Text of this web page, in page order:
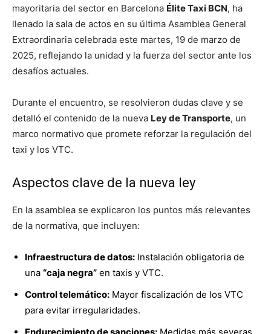
mayoritaria del sector en Barcelona Élite Taxi BCN, ha
llenado la sala de actos en su última Asamblea General
Extraordinaria celebrada este martes, 19 de marzo de
2025, reflejando la unidad y la fuerza del sector ante los
desafíos actuales.
Durante el encuentro, se resolvieron dudas clave y se
detalló el contenido de la nueva Ley de Transporte, un
marco normativo que promete reforzar la regulación del
taxi y los VTC.
Aspectos clave de la nueva ley
En la asamblea se explicaron los puntos más relevantes
de la normativa, que incluyen:
Infraestructura de datos: Instalación obligatoria de
una “caja negra” en taxis y VTC.
Control telemático: Mayor fiscalización de los VTC
para evitar irregularidades.